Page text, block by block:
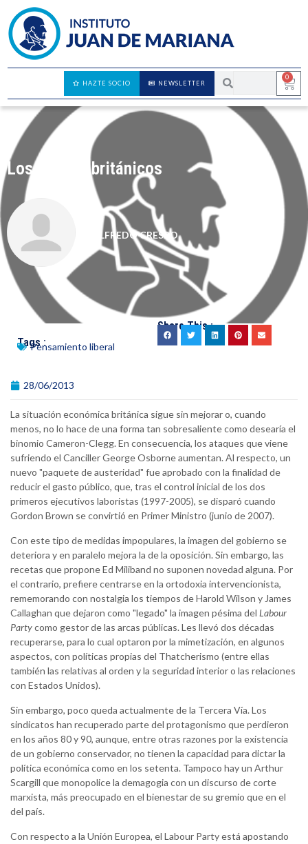
0
NEWSLETTER
HAZTE SOCIO
Los frentes británicos
ALFREDO CRESPO
Tags :Pensamiento liberal
Share This :
28/06/2013
La situación económica británica sigue sin mejorar o, cuando
menos, no lo hace de una forma tan sobresaliente como desearía el
binomio Cameron-Clegg. En consecuencia, los ataques que viene
sufriendo el Canciller George Osborne aumentan. Al respecto, un
nuevo "paquete de austeridad" fue aprobado con la finalidad de
reducir el gasto público, que, tras el control inicial de los dos
primeros ejecutivos laboristas (1997-2005), se disparó cuando
Gordon Brown se convirtió en Primer Ministro (junio de 2007).
Con este tipo de medidas impopulares, la imagen del gobierno se
deteriora y en paralelo mejora la de la oposición. Sin embargo, las
recetas que propone Ed Miliband no suponen novedad alguna. Por
el contrario, prefiere centrarse en la ortodoxia intervencionista,
rememorando con nostalgia los tiempos de Harold Wilson y James
Callaghan que dejaron como "legado" la imagen pésima del Labour
Partycomo gestor de las arcas públicas. Les llevó dos décadas
recuperarse, para lo cual optaron por la mimetización, en algunos
aspectos, con políticas propias del Thatcherismo (entre ellas
también las relativas al orden y la seguridad interior o las relaciones
con Estados Unidos).
Sin embargo, poco queda actualmente de la Tercera Vía. Los
sindicatos han recuperado parte del protagonismo que perdieron
en los años 80 y 90, aunque, entre otras razones por la existencia
de un gobierno conservador, no tienen la capacidad para dictar la
política económica como en los setenta. Tampoco hay un Arthur
Scargill que monopolice la demagogia con un discurso de corte
marxista, más preocupado en el bienestar de su gremio que en el
del país.
Con respecto a la Unión Europea, el Labour Party está apostando